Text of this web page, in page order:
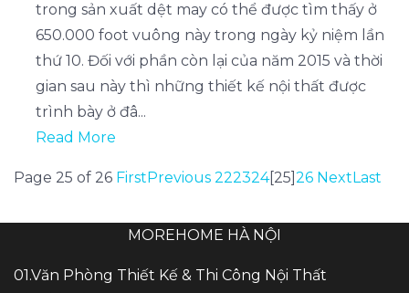
trong sản xuất dệt may có thể được tìm thấy ở
650.000 foot vuông này trong ngày kỷ niệm lần
thứ 10. Đối với phần còn lại của năm 2015 và thời
gian sau này thì những thiết kế nội thất được
trình bày ở đâ...
Read More
Page 25 of 26 First Previous 222324[25] 26 Next Last
MOREHOME HÀ NỘI
01.Văn Phòng Thiết Kế & Thi Công Nội Thất